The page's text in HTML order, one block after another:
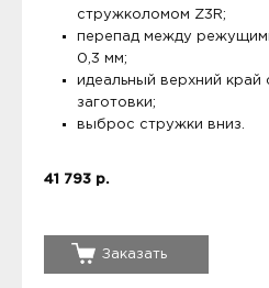
стружколомом Z3R;
перепад между
0,3 мм;
идеальный верхний край
заготовки;
выброс стружки вниз.
41 793 р.
Заказать